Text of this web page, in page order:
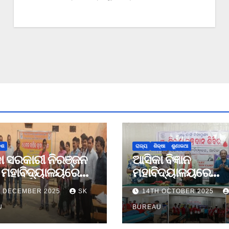
ସରକାରୀ ନିରଞ୍ଜନ
ମହାବିଦ୍ୟାଳୟରେ
ବାର୍ଷିକ କ୍ରୀଡା
DECEMBER 2025 SK
ରାଜ୍ୟ ଶିକ୍ଷା ଶୁଣାକଥା
ଆସିକା ବିଜ୍ଞାନ
ମହାବିଦ୍ୟାଳୟରେ
ରକ୍ତଦାନ ଶିବିର
14TH OCTOBER 2025
BUREAU